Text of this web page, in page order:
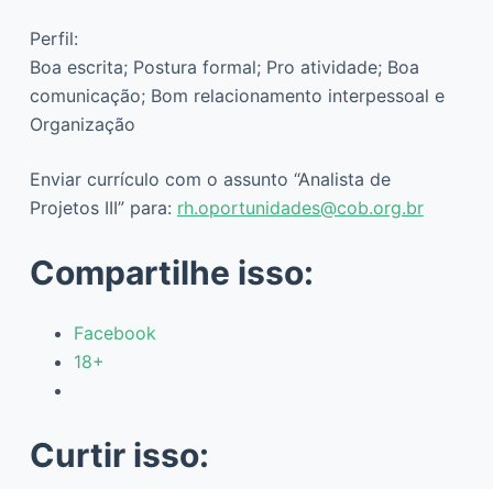
Perfil:
Boa escrita; Postura formal; Pro atividade; Boa
comunicação; Bom relacionamento interpessoal e
Organização
Enviar currículo com o assunto “Analista de
Projetos III” para: rh.oportunidades@cob.org.br
Compartilhe isso:
Facebook
18+
Curtir isso: